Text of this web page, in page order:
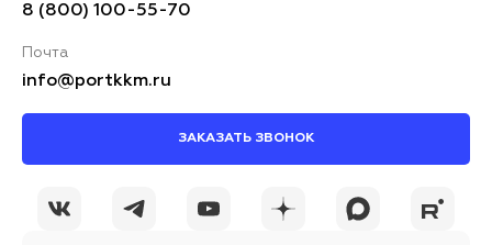
8 (800) 100-55-70
Почта
info@portkkm.ru
ЗАКАЗАТЬ ЗВОНОК